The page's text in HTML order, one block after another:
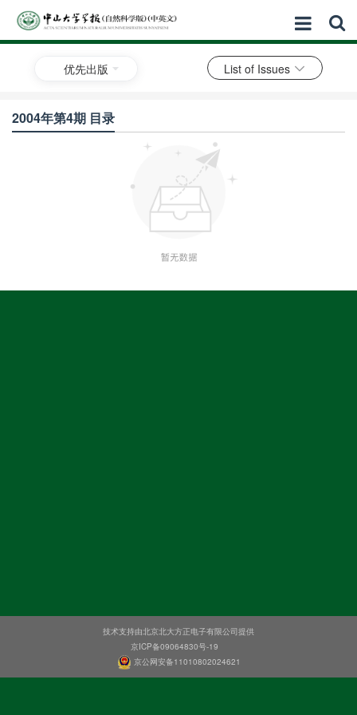
优先出版 List of Issues
2004年第4期 目录
技术支持由北京北大方正电子有限公司提供
京ICP备09064830号-19
京公网安备11010802024621